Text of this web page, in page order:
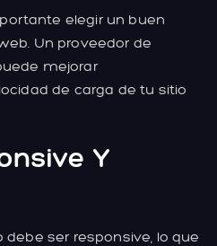
elegir un buen
Un proveedor de
mejorar
de carga de tu sitio
Y
ser responsive, lo que